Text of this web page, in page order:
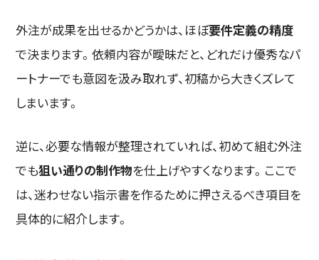
外注が成果を出せるかどうかは、ほぼ要件定義の精度
で決まります。依頼内容が曖昧だと、どれだけ優秀なパ
ートナーでも意図を汲み取れず、初稿から大きくズレて
しまいます。
逆に、必要な情報が整理されていれば、初めて組む外注
でも狙い通りの制作物を仕上げやすくなります。ここで
は、迷わせない指示書を作るために押さえるべき項目を
具体的に紹介します。